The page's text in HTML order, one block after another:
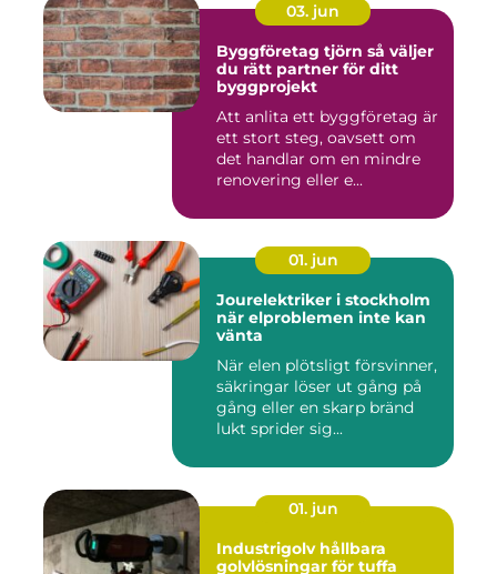
03. jun
Byggföretag tjörn så väljer
du rätt partner för ditt
byggprojekt
Att anlita ett byggföretag är
ett stort steg, oavsett om
det handlar om en mindre
renovering eller e...
01. jun
Jourelektriker i stockholm
när elproblemen inte kan
vänta
När elen plötsligt försvinner,
säkringar löser ut gång på
gång eller en skarp bränd
lukt sprider sig...
01. jun
Industrigolv hållbara
golvlösningar för tuffa